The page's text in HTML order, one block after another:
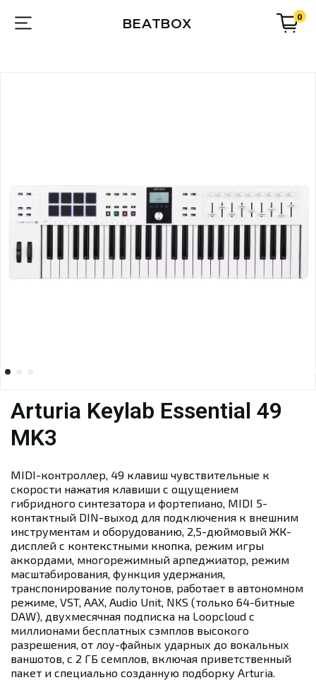
BEATBOX 0
Arturia Keylab Essential 49
MK3
MIDI-контроллер, 49 клавиш чувствительные к
скорости нажатия клавиши с ощущением
гибридного синтезатора и фортепиано, MIDI 5-
контактный DIN-выход для подключения к внешним
инструментам и оборудованию, 2,5-дюймовый ЖК-
дисплей с контекстными кнопка, режим игры
аккордами, многорежимный арпеджиатор, режим
масштабирования, функция удержания,
транспонирование полутонов, работает в автономном
режиме, VST, AAX, Audio Unit, NKS (только 64-битные
DAW), двухмесячная подписка на Loopcloud с
миллионами бесплатных сэмплов высокого
разрешения, от лоу-файных ударных до вокальных
ваншотов, с 2 ГБ семплов, включая приветственный
пакет и специально созданную подборку Arturia.